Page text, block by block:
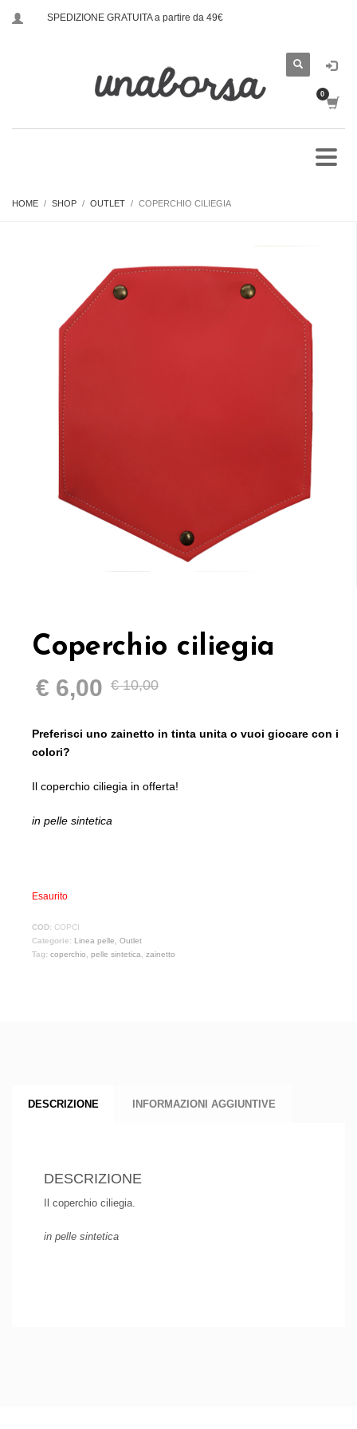
SPEDIZIONE GRATUITA a partire da 49€
HOME SHOP OUTLET COPERCHIO CILIEGIA
Coperchio ciliegia
€10,00
€ 6,00
Preferisci uno zainetto in tinta unita o vuoi giocare con i
colori?
Il coperchio ciliegia in offerta!
in pelle sintetica
Esaurito
COD: COPCI
Categorie: Linea pelle
Outlet
Tag: coperchio pelle sintetica zainetto
DESCRIZIONE INFORMAZIONI AGGIUNTIVE
DESCRIZIONE
Il coperchio ciliegia.
in pelle sintetica